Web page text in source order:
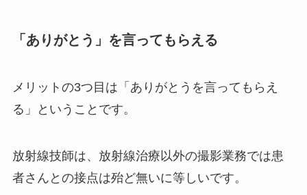
「ありがとう」を言ってもらえる
メリットの3つ目は「ありがとうを言ってもらえ
る」ということです。
放射線技師は、放射線治療以外の撮影業務では患
者さんとの接点は殆ど無いに等しいです。